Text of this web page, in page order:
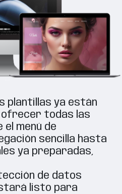
plantillas ya están
ofrecer todas las
el menú de
sencilla hasta
ya preparadas,
de datos
listo para